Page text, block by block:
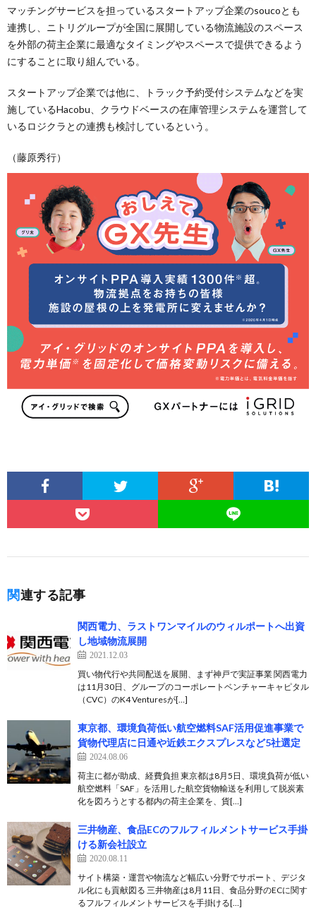
マッチングサービスを担っているスタートアップ企業のsoucoとも
連携し、ニトリグループが全国に展開している物流施設のスペース
を外部の荷主企業に最適なタイミングやスペースで提供できるよう
にすることに取り組んでいる。
スタートアップ企業では他に、トラック予約受付システムなどを実
施しているHacobu、クラウドベースの在庫管理システムを運営して
いるロジクラとの連携も検討しているという。
（藤原秀行）
関連する記事
関西電力、ラストワンマイルのウィルポートへ出資
し地域物流展開
2021.12.03
買い物代行や共同配送を展開、まず神戸で実証事業 関西電力
は11月30日、グループのコーポレートベンチャーキャピタル
（CVC）のK4 Venturesが[…]
東京都、環境負荷低い航空燃料SAF活用促進事業で
貨物代理店に日通や近鉄エクスプレスなど5社選定
2024.08.06
荷主に都が助成、経費負担 東京都は8月5日、環境負荷が低い
航空燃料「SAF」を活用した航空貨物輸送を利用して脱炭素
化を図ろうとする都内の荷主企業を、貨[…]
三井物産、食品ECのフルフィルメントサービス手掛
ける新会社設立
2020.08.11
サイト構築・運営や物流など幅広い分野でサポート、デジタ
ル化にも貢献図る 三井物産は8月11日、食品分野のECに関す
るフルフィルメントサービスを手掛ける[…]